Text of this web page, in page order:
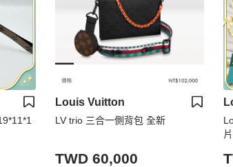
Louis Vuitton
LV trio 三合一側背包 全新
TWD 60,000